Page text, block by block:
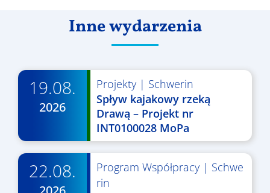
Inne wydarzenia
19.08.
2026
Projekty| Schwerin
Spływ kajakowy rzeką
Drawą – Projekt nr
INT0100028 MoPa
22.08. Program Współpracy| Schwe
rin